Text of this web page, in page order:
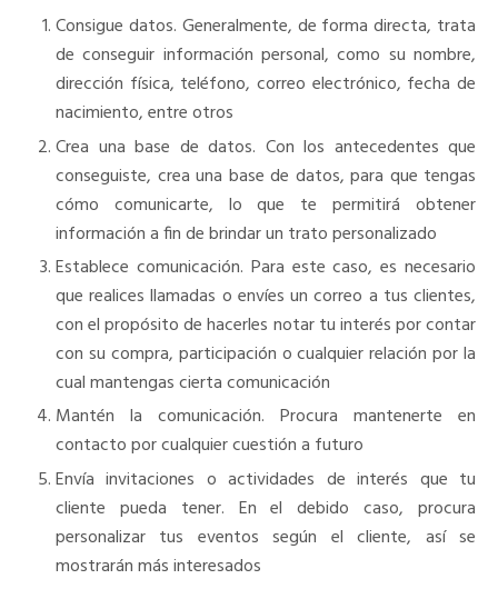
Consigue datos. Generalmente, de forma directa, trata
de conseguir información personal, como su nombre,
dirección física, teléfono, correo electrónico, fecha de
nacimiento, entre otros
Crea una base de datos. Con los antecedentes que
conseguiste, crea una base de datos, para que tengas
cómo comunicarte, lo que te permitirá obtener
información a fin de brindar un trato personalizado
Establece comunicación. Para este caso, es necesario
que realices llamadas o envíes un correo a tus clientes,
con el propósito de hacerles notar tu interés por contar
con su compra, participación o cualquier relación por la
cual mantengas cierta comunicación
Mantén la comunicación. Procura mantenerte en
contacto por cualquier cuestión a futuro
Envía invitaciones o actividades de interés que tu
cliente pueda tener. En el debido caso, procura
personalizar tus eventos según el cliente, así se
mostrarán más interesados